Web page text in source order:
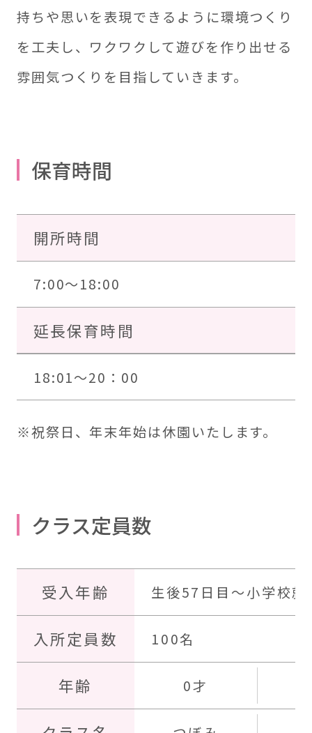
持ちや思いを表現できるように環境つくり
を工夫し、ワクワクして遊びを作り出せる
雰囲気つくりを目指していきます。
保育時間
開所時間
7:00～18:00
延長保育時間
18:01～20：00
※祝祭日、年末年始は休園いたします。
クラス定員数
受入年齢 生後57日目～小学校就
入所定員数 100名
年齢 0才